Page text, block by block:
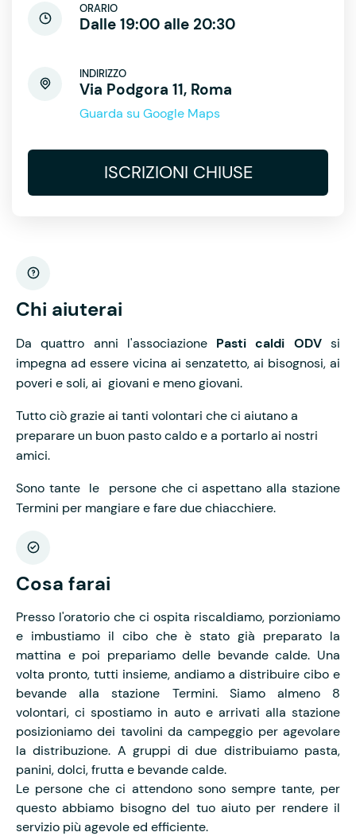
ORARIO
Dalle 19:00 alle 20:30
INDIRIZZO
Via Podgora 11, Roma
Guarda su Google Maps
ISCRIZIONI CHIUSE
Chi aiuterai
Da quattro anni l'associazione Pasti caldi ODVsi
impegna ad essere vicina ai senzatetto, ai bisognosi, ai
poveri e soli, ai giovani e meno giovani.
Tutto ciò grazie ai tanti volontari che ci aiutano a
preparare un buon pasto caldo e a portarlo ai nostri
amici.
Sono tante le persone che ci aspettano alla stazione
Termini per mangiare e fare due chiacchiere.
Cosa farai
Presso l'oratorio che ci ospita riscaldiamo, porzioniamo
e imbustiamo il cibo che è stato già preparato la
mattina e poi prepariamo delle bevande calde. Una
volta pronto, tutti insieme, andiamo a distribuire cibo e
bevande alla stazione Termini. Siamo almeno 8
volontari, ci spostiamo in auto e arrivati alla stazione
posizioniamo dei tavolini da campeggio per agevolare
la distribuzione. A gruppi di due distribuiamo pasta,
panini, dolci, frutta e bevande calde.
Le persone che ci attendono sono sempre tante, per
questo abbiamo bisogno del tuo aiuto per rendere il
servizio più agevole ed efficiente.